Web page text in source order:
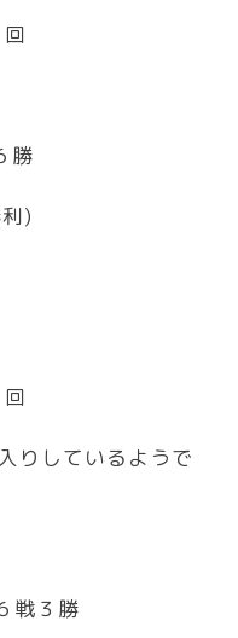
勝
)
りしているようで
戦３勝